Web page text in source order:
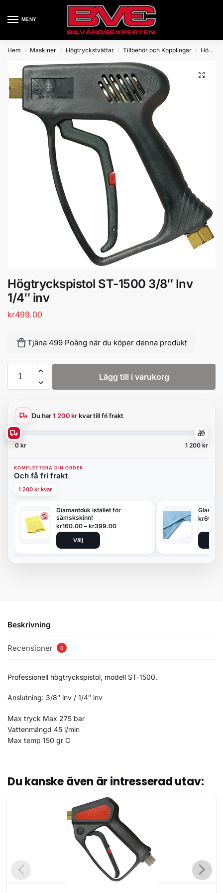
MENY
Hem / Maskiner / Högtryckstvättar / Tillbehör och Kopplingar / Högtryckspistoler
Högtryckspistol ST-1500 3/8″ Inv
1/4″ inv
kr499.00
Tjäna 499 Poäng när du köper denna produkt
Lägg till i varukorg
Du har1 200 krkvar till fri frakt
🎁
0 kr 1 200 kr
KOMPLETTERA DIN ORDER
Och få fri frakt
1 200 kr kvar
Diamantduk istället för
sämskskinn!
kr160.00 – kr399.00
Välj
kr69.00
Beskrivning
Recensioner 0
Professionell högtryckspistol, modell ST-1500.
Anslutning: 3/8″ inv / 1/4″ inv
Max tryck Max 275 bar
Vattenmängd 45 l/min
Max temp 150 gr C
Du kanske även är intresserad utav: